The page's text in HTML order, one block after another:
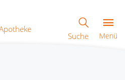
Suche Menü